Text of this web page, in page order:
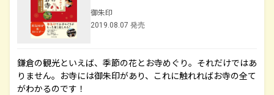
御朱印
2019.08.07 発売
鎌倉の観光といえば、季節の花とお寺めぐり。それだけではあ
りません。お寺には御朱印があり、これに触れればお寺の全て
がわかるのです！